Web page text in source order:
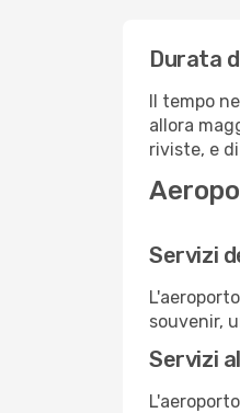
Durata
Il tempo
allora
riviste, e
Servizi
souvenir,
Servizi